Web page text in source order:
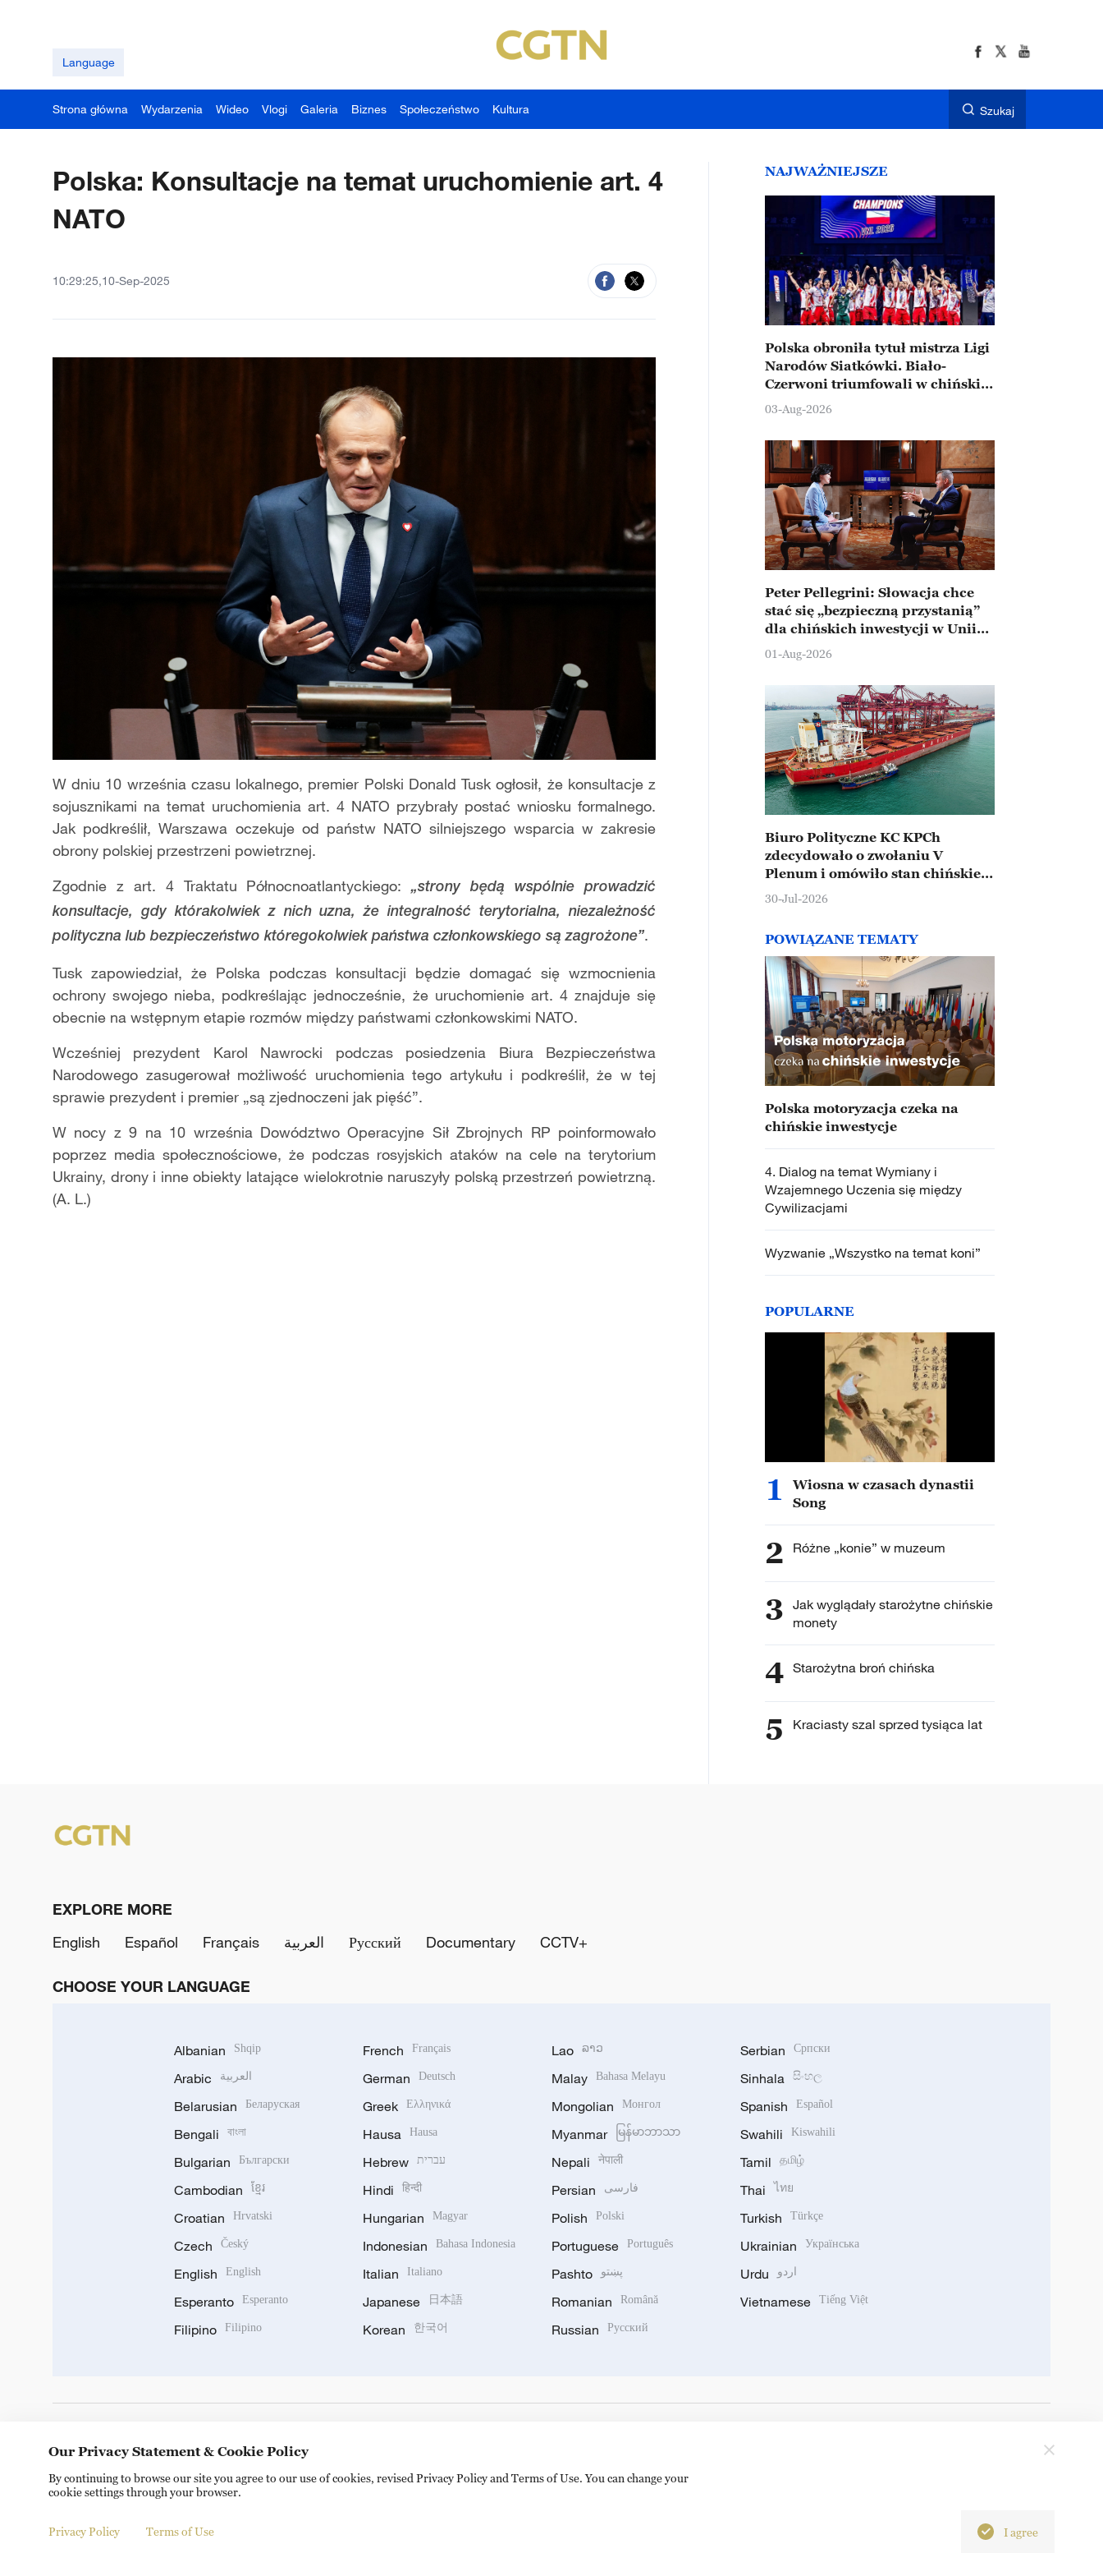
Language
Strona główna Wydarzenia Wideo Vlogi Galeria Biznes Społeczeństwo Kultura Szukaj
Polska: Konsultacje na temat uruchomienie art. 4
NATO
10:29:25,10-Sep-2025
W dniu 10 września czasu lokalnego, premier Polski Donald Tusk ogłosił, że konsultacje z
sojusznikami na temat uruchomienia art. 4 NATO przybrały postać wniosku formalnego.
Jak podkreślił, Warszawa oczekuje od państw NATO silniejszego wsparcia w zakresie
obrony polskiej przestrzeni powietrznej.
Zgodnie z art. 4 Traktatu Północnoatlantyckiego:„strony będą wspólnie prowadzić
konsultacje, gdy którakolwiek z nich uzna, że integralność terytorialna, niezależność
polityczna lub bezpieczeństwo któregokolwiek państwa członkowskiego są zagrożone”.
Tusk zapowiedział, że Polska podczas konsultacji będzie domagać się wzmocnienia
ochrony swojego nieba, podkreślając jednocześnie, że uruchomienie art. 4 znajduje się
obecnie na wstępnym etapie rozmów między państwami członkowskimi NATO.
Wcześniej prezydent Karol Nawrocki podczas posiedzenia Biura Bezpieczeństwa
Narodowego zasugerował możliwość uruchomienia tego artykułu i podkreślił, że w tej
sprawie prezydent i premier „są zjednoczeni jak pięść”.
W nocy z 9 na 10 września Dowództwo Operacyjne Sił Zbrojnych RP poinformowało
poprzez media społecznościowe, że podczas rosyjskich ataków na cele na terytorium
Ukrainy, drony i inne obiekty latające wielokrotnie naruszyły polską przestrzeń powietrzną.
(A. L.)
NAJWAŻNIEJSZE
Polska obroniła tytuł mistrza Ligi
Narodów Siatkówki. Biało-
Czerwoni triumfowali w chińskim
Ningbo
03-Aug-2026
Peter Pellegrini: Słowacja chce
stać się „bezpieczną przystanią”
dla chińskich inwestycji w Unii
Europejskiej
01-Aug-2026
Biuro Polityczne KC KPCh
zdecydowało o zwołaniu V
Plenum i omówiło stan chińskiej
gospodarki
30-Jul-2026
POWIĄZANE TEMATY
Polska motoryzacja czeka na
chińskie inwestycje
4. Dialog na temat Wymiany i
Wzajemnego Uczenia się między
Cywilizacjami
Wyzwanie „Wszystko na temat koni”
POPULARNE
1
Wiosna w czasach dynastii
Song
2 Różne „konie” w muzeum
3 Jak wyglądały starożytne chińskie
monety
4 Starożytna broń chińska
5 Kraciasty szal sprzed tysiąca lat
EXPLORE MORE
English
Español Français العربية Русский Documentary CCTV+
CHOOSE YOUR LANGUAGE
Albanian Shqip
Arabic العربية
Belarusian Беларуская
Bengali বাংলা
Bulgarian Български
Cambodian ខ្មែរ
Croatian Hrvatski
Czech Český
English English
Esperanto Esperanto
Filipino Filipino
French Français
German Deutsch
Greek Ελληνικά
Hausa Hausa
Hebrew עברית
Hindi हिन्दी
Hungarian Magyar
Indonesian Bahasa Indonesia
Italian Italiano
Japanese 日本語
Korean 한국어
Lao ລາວ
Malay Bahasa Melayu
Mongolian Монгол
Myanmar မြန်မာဘာသာ
Nepali नेपाली
Persian فارسی
Polish Polski
Portuguese Português
Pashto پښتو
Romanian Română
Russian Русский
Serbian Српски
Sinhala සිංහල
Spanish Español
Swahili Kiswahili
Tamil தமிழ்
Thai ไทย
Turkish Türkçe
Ukrainian Українська
Urdu اردو
Vietnamese Tiếng Việt
Copyright © 2024 CGTN. 京ICP备20000184号
Our Privacy Statement & Cookie Policy
By continuing to browse our site you agree to our use of cookies, revised Privacy Policy and Terms of Use. You can change your
cookie settings through your browser.
Privacy Policy Terms of Use I agree